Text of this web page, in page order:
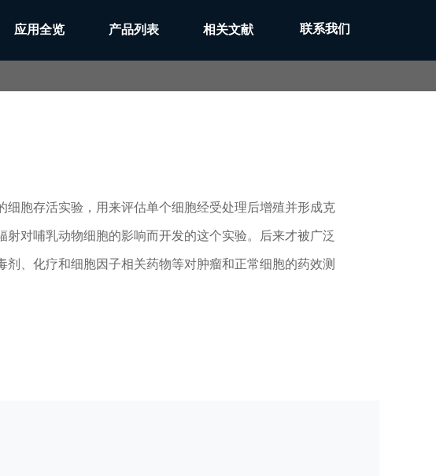
联系我们
应用全览 产品列表 相关文献
细胞存活实验，用来评估单个细胞经受处理后增殖并形成克
射对哺乳动物细胞的影响而开发的这个实验。后来才被广泛
剂、化疗和细胞因子相关药物等对肿瘤和正常细胞的药效测